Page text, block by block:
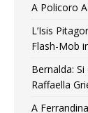
A Policoro
L’Isis
Flash-Mob
Bernalda:
Raffaella
A